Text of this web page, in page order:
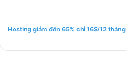
Hosting giảm đến 65% chỉ 16$/12 tháng